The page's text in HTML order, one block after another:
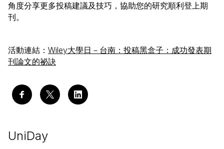
UniDay
角度分享更多投稿建議及技巧，協助您的研究順利登上期
刊。
活動連結： Wiley大學日－台南：投稿黑盒子：成功發表期
刊論文的祕訣